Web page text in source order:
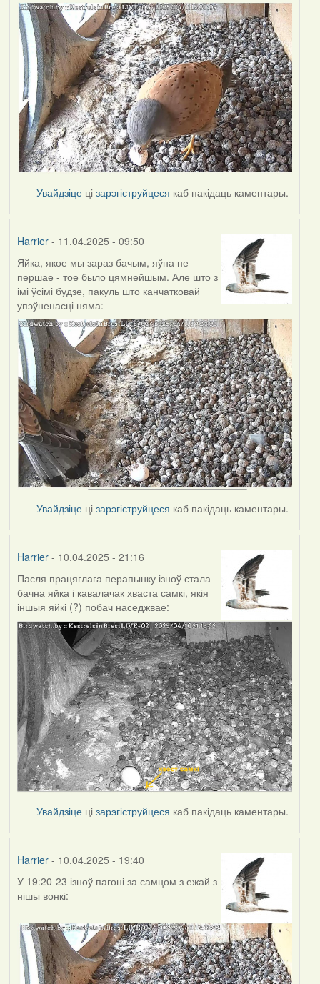
Увайдзіце цізарэгіструйцеся каб пакідаць каментары.
Harrier- 11.04.2025 - 09:50
Яйка, якое мы зараз бачым, яўна не
першае - тое было цямнейшым. Але што з
імі ўсімі будзе, пакуль што канчатковай
упэўненасці няма:
Увайдзіце цізарэгіструйцеся каб пакідаць каментары.
Harrier- 10.04.2025 - 21:16
Пасля працяглага перапынку ізноў стала
бачна яйка і кавалачак хваста самкі, якія
іншыя яйкі (?) побач наседжвае:
Увайдзіце цізарэгіструйцеся каб пакідаць каментары.
Harrier- 10.04.2025 - 19:40
У 19:20-23 ізноў пагоні за самцом з ежай з
нішы вонкі: